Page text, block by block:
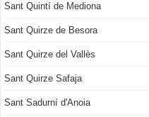
Sant Quintí de Mediona
Sant Quirze de Besora
Sant Quirze del Vallès
Sant Quirze Safaja
Sant Sadurní d'Anoia